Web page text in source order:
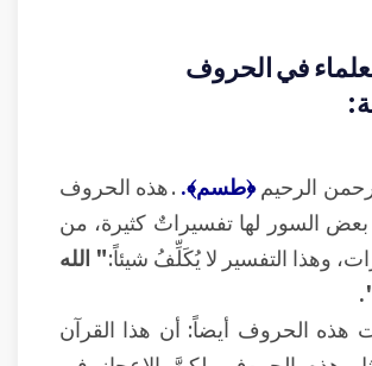
في الحروف
الرحيم﴿طسم﴾. . هذه الحروف
بعض السور لها تفسيراتٌ كثيرة، من
وهذا التفسير لا يُكَلِّفُ شيئاً:" الله
هذه الحروف أيضاً: أن هذا القرآن